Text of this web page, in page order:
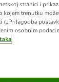
stranici i
trenutku
osobnim